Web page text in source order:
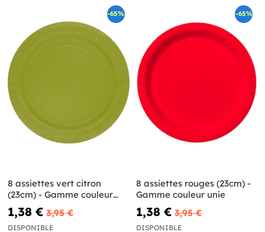
-65%
8 assiettes vert citron
(23cm) - Gamme couleur
unie
1,38 € 3,95 €
DISPONIBLE
-65%
8 assiettes rouges (23cm) -
Gamme couleur unie
1,38 € 3,95 €
DISPONIBLE